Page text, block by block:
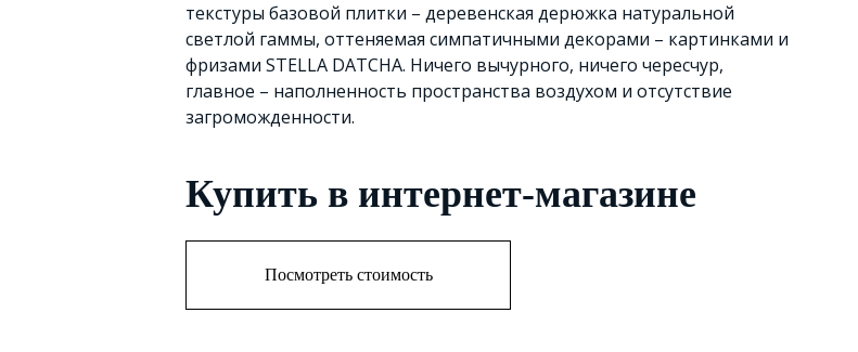
текстуры базовой плитки – деревенская дерюжка натуральной
светлой гаммы, оттеняемая симпатичными декорами – картинками и
фризами STELLA DATCHA. Ничего вычурного, ничего чересчур,
главное – наполненность пространства воздухом и отсутствие
загроможденности.
Купить в интернет-магазине
Посмотреть стоимость